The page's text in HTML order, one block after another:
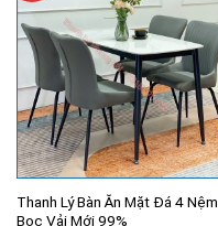
Thanh Lý Bàn Ăn Mặt Đá 4 Nệm
Bọc Vải Mới 99%